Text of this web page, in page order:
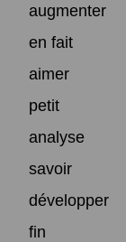
augmenter
en fait
aimer
petit
analyse
savoir
développer
fin